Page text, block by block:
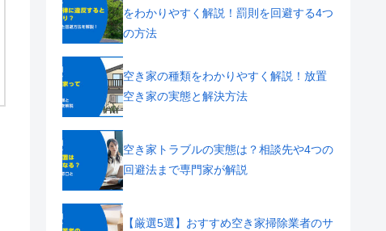
をわかりやすく解説！罰則を回避する4つ
の方法
空き家の種類をわかりやすく解説！放置
空き家の実態と解決方法
空き家トラブルの実態は？相談先や4つの
回避法まで専門家が解説
【厳選5選】おすすめ空き家掃除業者のサ